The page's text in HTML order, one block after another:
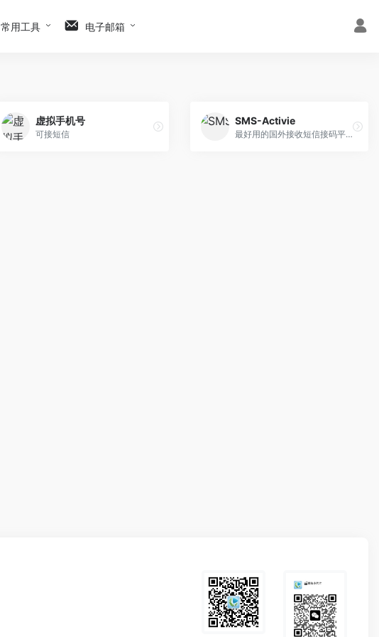
常用工具 电子邮箱
虚拟手机号
可接短信
SMS-Activie
最好用的国外接收短信接码平台.。